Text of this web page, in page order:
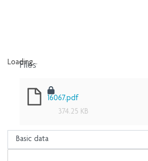
Loading...
Files
16067.pdf
374.25 KB